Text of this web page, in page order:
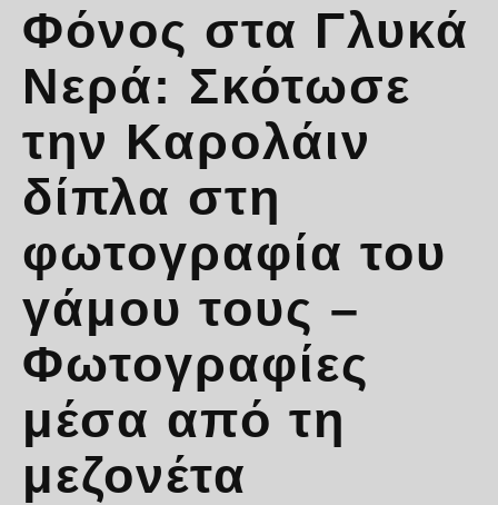
Φόνος στα Γλυκά
Νερά: Σκότωσε
την Καρολάιν
δίπλα στη
φωτογραφία του
γάμου τους –
Φωτογραφίες
μέσα από τη
μεζονέτα